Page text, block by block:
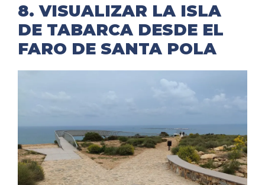
8. VISUALIZAR LA ISLA
DE TABARCA DESDE EL
FARO DE SANTA POLA